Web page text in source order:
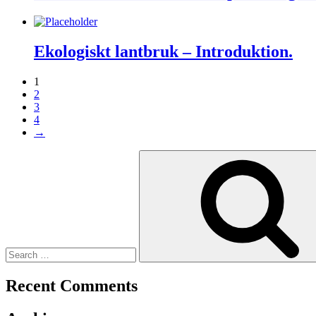
Ekologiskt lantbruk – Introduktion.
1
2
3
4
→
Recent Comments